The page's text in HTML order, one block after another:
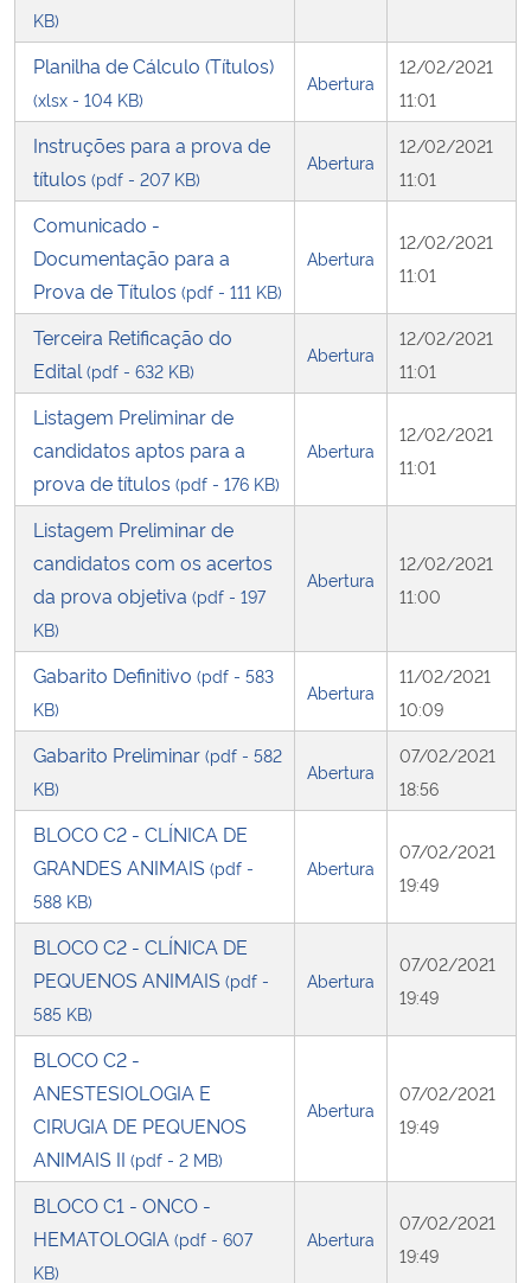
KB)
Planilha de Cálculo (Títulos)
(xlsx - 104 KB)
Abertura
12/02/2021
11:01
Instruções para a prova de
títulos (pdf - 207 KB)
Abertura
12/02/2021
11:01
Comunicado -
Documentação para a
Prova de Títulos (pdf - 111 KB)
Abertura
12/02/2021
11:01
Terceira Retificação do
Edital (pdf - 632 KB)
Abertura
12/02/2021
11:01
Listagem Preliminar de
candidatos aptos para a
prova de títulos (pdf - 176 KB)
Abertura
12/02/2021
11:01
Listagem Preliminar de
candidatos com os acertos
da prova objetiva (pdf - 197
KB)
Abertura
12/02/2021
11:00
Gabarito Definitivo (pdf - 583
KB)
Abertura
11/02/2021
10:09
Gabarito Preliminar (pdf - 582
KB)
Abertura
07/02/2021
18:56
BLOCO C2 - CLÍNICA DE
GRANDES ANIMAIS (pdf -
588 KB)
Abertura
07/02/2021
19:49
BLOCO C2 - CLÍNICA DE
PEQUENOS ANIMAIS (pdf -
585 KB)
Abertura
07/02/2021
19:49
BLOCO C2 -
ANESTESIOLOGIA E
CIRUGIA DE PEQUENOS
ANIMAIS II (pdf - 2 MB)
Abertura
07/02/2021
19:49
BLOCO C1 - ONCO -
HEMATOLOGIA (pdf - 607
KB)
Abertura
07/02/2021
19:49